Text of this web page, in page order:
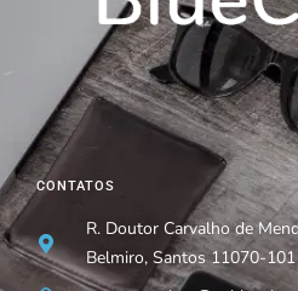
CONTATOS
R. Doutor Carvalho de
Belmiro, Santos 11070-101